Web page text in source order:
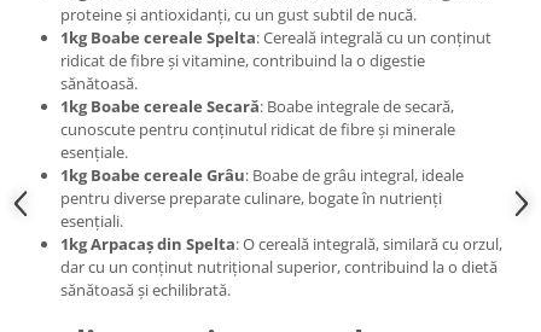
proteine și antioxidanți, cu un gust subtil de nucă.
1kg Boabe cereale Spelta: Cereală integrală cu un conținut
ridicat de fibre și vitamine, contribuind la o digestie
sănătoasă.
1kg Boabe cereale Secară: Boabe integrale de secară,
cunoscute pentru conținutul ridicat de fibre și minerale
esențiale.
1kg Boabe cereale Grâu: Boabe de grâu integral, ideale
pentru diverse preparate culinare, bogate în nutrienți
esențiali.
1kg Arpacaș din Spelta: O cereală integrală, similară cu orzul,
dar cu un conținut nutrițional superior, contribuind la o dietă
sănătoasă și echilibrată.